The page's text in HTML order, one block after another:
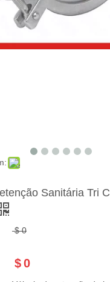
Sanitária Tri
$ 0
$0